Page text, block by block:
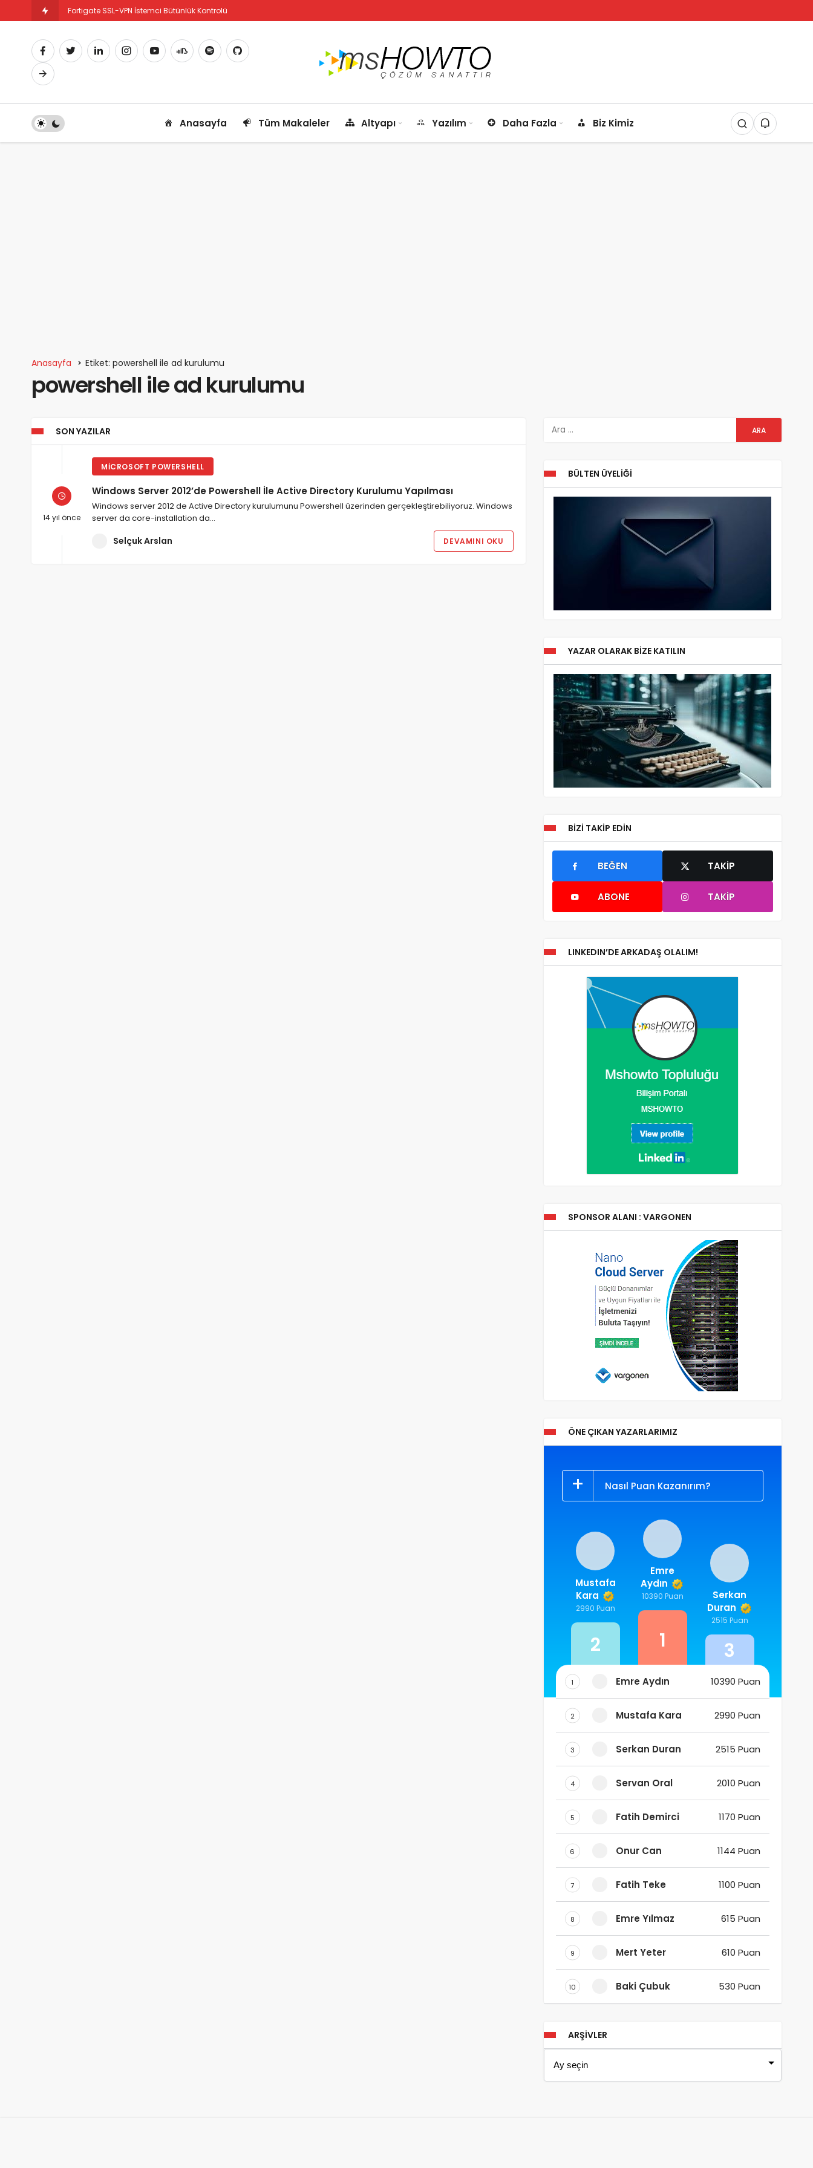
Fortigate SSL-VPN İstemci Bütünlük Kontrolü
Anasayfa Tüm Makaleler Altyapı Yazılım Daha Fazla Biz Kimiz
Anasayfa Etiket: powershell ile ad kurulumu
powershell ile ad kurulumu
SON YAZILAR
14 yıl önce
MICROSOFT POWERSHELL
Windows Server 2012’de Powershell İle Active Directory Kurulumu Yapılması
Windows server 2012 de Active Directory kurulumunu Powershell üzerinden gerçekleştirebiliyoruz. Windows
server da core-installation da…
Selçuk Arslan DEVAMINI OKU
BÜLTEN ÜYELIĞI
YAZAR OLARAK BIZE KATILIN
BIZI TAKIP EDIN
BEĞEN TAKIP
ABONE TAKIP
LINKEDIN’DE ARKADAŞ OLALIM!
SPONSOR ALANI : VARGONEN
ÖNE ÇIKAN YAZARLARIMIZ
Nasıl Puan Kazanırım?
Emre
Aydın
10390 Puan
1
Mustafa
Kara
2990 Puan
2
Serkan
Duran
2515 Puan
3
1 Emre Aydın 10390 Puan
2 Mustafa Kara 2990 Puan
3 Serkan Duran 2515 Puan
4 Servan Oral 2010 Puan
5 Fatih Demirci 1170 Puan
6 Onur Can 1144 Puan
7 Fatih Teke 1100 Puan
8 Emre Yılmaz 615 Puan
9 Mert Yeter 610 Puan
10 Baki Çubuk 530 Puan
ARŞIVLER